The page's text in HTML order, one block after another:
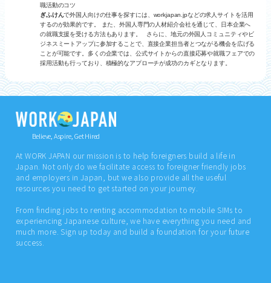
職活動のコツ
ぎふけんで外国人向けの仕事を探すには、workjapan.jpなどの求人サイトを活用
するのが効果的です。 また、外国人専門の人材紹介会社を通じて、日本企業へ
の就職支援を受ける方法もあります。 さらに、地元の外国人コミュニティやビ
ジネスミートアップに参加することで、直接企業担当者とつながる機会を広げる
ことが可能です。多くの企業では、公式サイトからの直接応募や就職フェアでの
採用活動も行っており、積極的なアプローチが成功のカギとなります。
Believe, Aspire, Get Hired
At WORK JAPAN our mission is to help foreigners build a life in
Japan. Not only do we facilitate access to foreigner friendly jobs
and employers in Japan, but we also provide all the useful
resources you need to get started on your journey.
From finding jobs to renting accommodation to mobile SIMs to
experiencing Japanese culture, we have everything you need and
much more. Sign up today and build a foundation for your future
success.